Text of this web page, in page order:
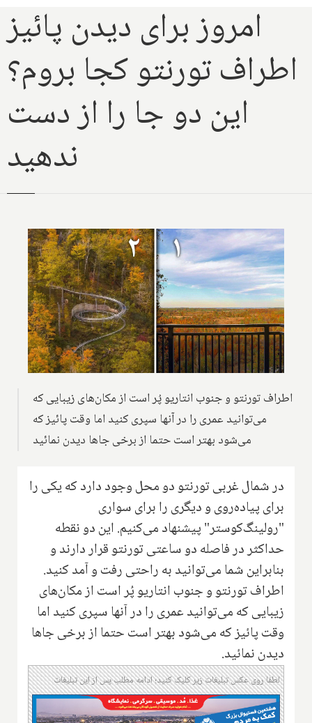
امروز برای دیدن پائیز
اطراف تورنتو کجا بروم؟
این دو جا را از دست
ندهید
اطراف تورنتو و جنوب انتاریو پُر است از مکان‌های زیبایی که
می‌توانید عمری را در آنها سپری کنید اما وقت پائیز که
می‌شود بهتر است حتما از برخی جاها دیدن نمائید
در شمال غربی تورنتو دو محل وجود دارد که یکی را
برای پیاده‌روی و دیگری را برای سواری
"رولینگ‌کوستر" پیشنهاد می‌کنیم. این دو نقطه
حداکثر در فاصله دو ساعتی تورنتو قرار دارند و
بنابراین شما می‌توانید به راحتی رفت و آمد کنید.
اطراف تورنتو و جنوب انتاریو پُر است از مکان‌های
زیبایی که می‌توانید عمری را در آنها سپری کنید اما
وقت پائیز که می‌شود بهتر است حتما از برخی جاها
دیدن نمائید.
لطفا روی عکس تبلیغات زیر کلیک کنید؛ ادامه مطلب پس از این تبلیغات